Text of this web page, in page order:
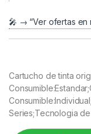
🎤 → “Ver ofertas en
Cartucho de tinta
Series;Tecnologia